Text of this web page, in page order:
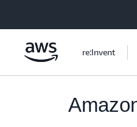
re:Invent